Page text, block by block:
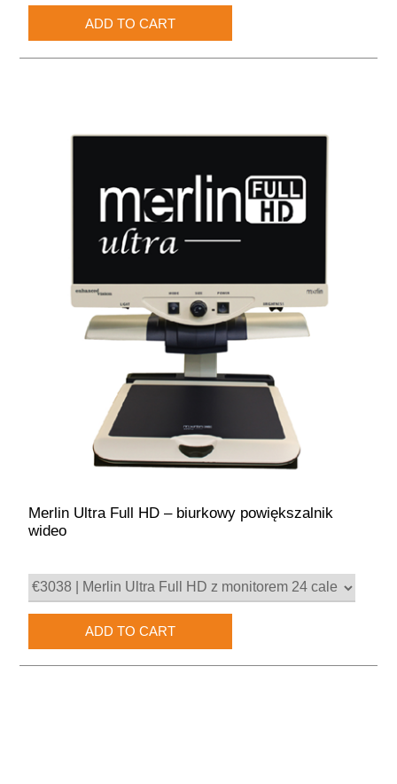
Merlin Ultra Full HD – biurkowy powiększalnik
wideo